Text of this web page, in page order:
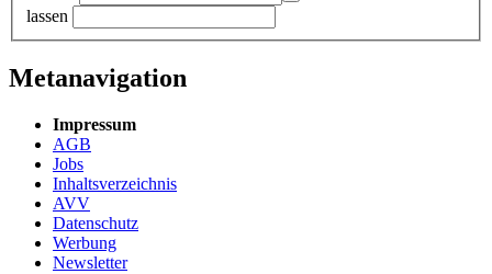
lassen
Metanavigation
Impressum
AGB
Jobs
Inhaltsverzeichnis
AVV
Datenschutz
Werbung
Newsletter